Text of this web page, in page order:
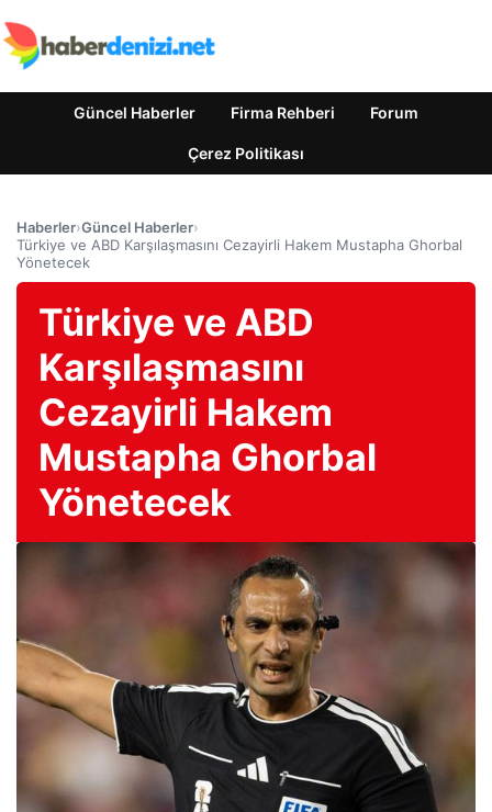
Güncel Haberler Firma Rehberi Forum
Çerez Politikası
Haberler›Güncel Haberler›
Türkiye ve ABD Karşılaşmasını Cezayirli Hakem Mustapha Ghorbal
Yönetecek
Türkiye ve ABD
Karşılaşmasını
Cezayirli Hakem
Mustapha Ghorbal
Yönetecek